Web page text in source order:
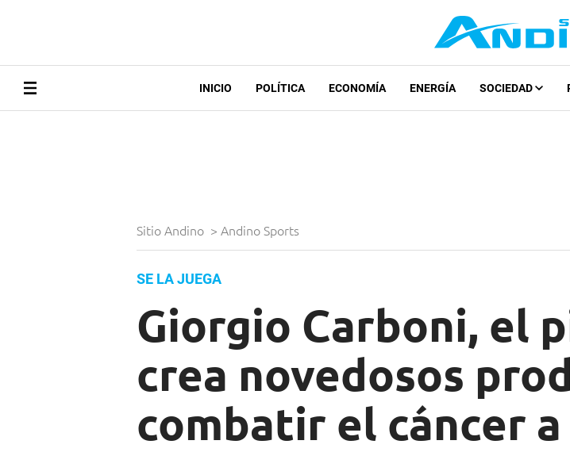
INICIO POLÍTICA ECONOMÍA ENERGÍA SOCIEDAD
Sitio Andino > Andino Sports
SE LA JUEGA
Giorgio Carboni, el
crea novedosos
combatir el cáncer